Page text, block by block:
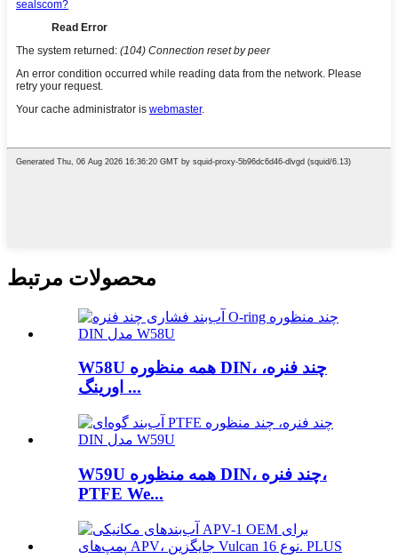
محصولات مرتبط
W58U همه منظوره DIN، چند فنره،
اورینگ ...
W59U همه منظوره DIN، چند فنره،
PTFE We...